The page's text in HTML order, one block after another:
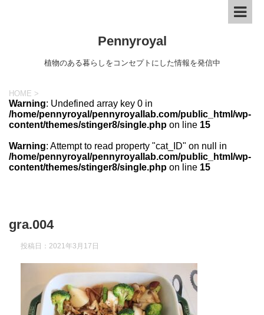
Pennyroyal
植物のある暮らしをコンセプトにした情報を発信中
HOME >
Warning: Undefined array key 0 in
/home/pennyroyal/pennyroyallab.com/public_html/wp-
content/themes/stinger8/single.php on line 15
Warning: Attempt to read property "cat_ID" on null in
/home/pennyroyal/pennyroyallab.com/public_html/wp-
content/themes/stinger8/single.php on line 15
gra.004
投稿日： 2021年3月17日